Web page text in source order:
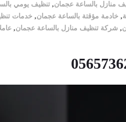
منازل بالساعة عجمان, تنظيف يومي
, خادمة مؤقتة بالساعة عجمان, خدمات
, شركة تنظيف منازل بالساعة عجمان,